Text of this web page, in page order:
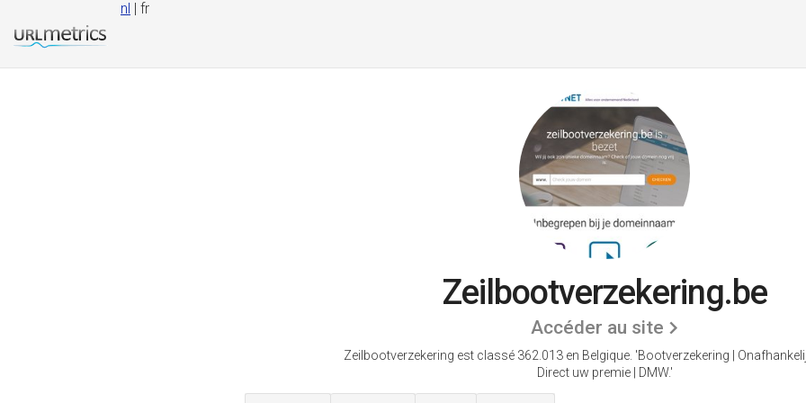
nl | fr
Zeilbootverzekering.be
Accéder au site
Zeilbootverzekering est classé 362.013 en Belgique. 'Bootverzekering |
Direct uw premie | DMW.'